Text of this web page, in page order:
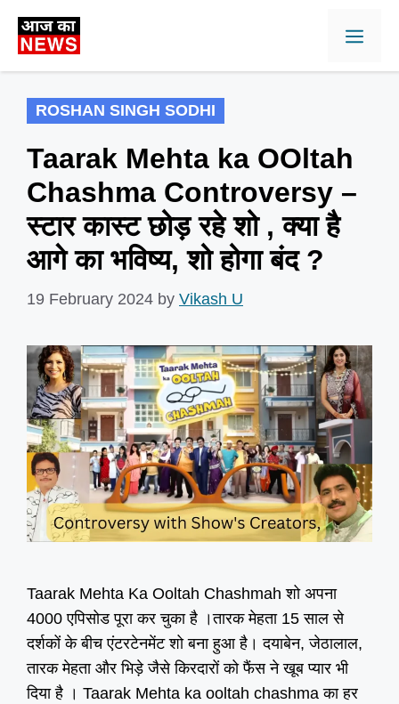
ROSHAN SINGH SODHI
Taarak Mehta ka OOltah
Chashma Controversy –
स्टार कास्ट छोड़ रहे शो , क्या है
आगे का भविष्य, शो होगा बंद ?
19 February 2024 by Vikash U
Taarak Mehta Ka Ooltah Chashmah शो अपना
4000 एपिसोड पूरा कर चुका है ।तारक मेहता 15 साल से
दर्शकों के बीच एंटरटेनमेंट शो बना हुआ है। दयाबेन, जेठालाल,
तारक मेहता और भिड़े जैसे किरदारों को फैंस ने खूब प्यार भी
दिया है । Taarak Mehta ka ooltah chashma का हर